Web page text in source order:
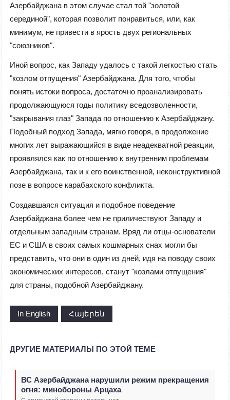
Азербайджана в этом случае стал той "золотой
серединой", которая позволит понравиться, или, как
минимум, не привести в ярость двух региональных
"союзников".
Иной вопрос, как Западу удалось с такой легкостью стать
"козлом отпущения" Азербайджана. Для того, чтобы
понять истоки вопроса, достаточно проанализировать
продолжающуюся годы политику вседозволенности,
"закрывания глаз" Запада по отношению к Азербайджану.
Подобный подход Запада, мягко говоря, в продолжение
многих лет выражающийся в виде неадекватной реакции,
проявлялся как по отношению к внутренним проблемам
Азербайджана, так и к его воинственной, неконструктивной
позе в вопросе карабахского конфликта.
Создавшаяся ситуация и подобное поведение
Азербайджана более чем не приличествуют Западу и
отдельным западным странам. Вряд ли отцы-основатели
ЕС и США в своих самых кошмарных снах могли бы
представить, что они в один из дней, идя на поводу своих
экономических интересов, станут "козлами отпущения"
для страны, подобной Азербайджану.
In English Հայերեն
ДРУГИЕ МАТЕРИАЛЫ ПО ЭТОЙ ТЕМЕ
ВС Азербайджана нарушили режим прекращения
огня: минобороны Арцаха